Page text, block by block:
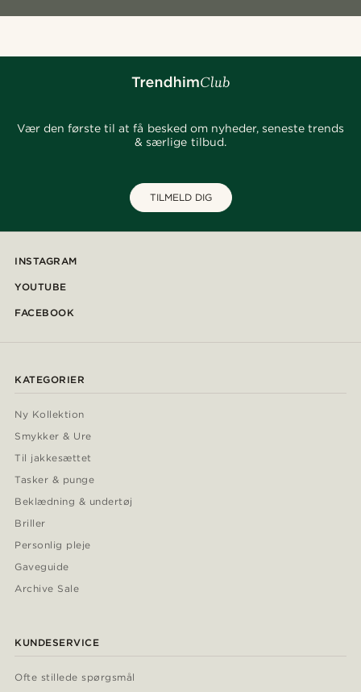
Vær den første til at få besked om nyheder, seneste trends
& særlige tilbud.
TILMELD DIG
INSTAGRAM
YOUTUBE
FACEBOOK
KATEGORIER
Ny Kollektion
Smykker & Ure
Til jakkesættet
Tasker & punge
Beklædning & undertøj
Briller
Personlig pleje
Gaveguide
Archive Sale
KUNDESERVICE
Ofte stillede spørgsmål